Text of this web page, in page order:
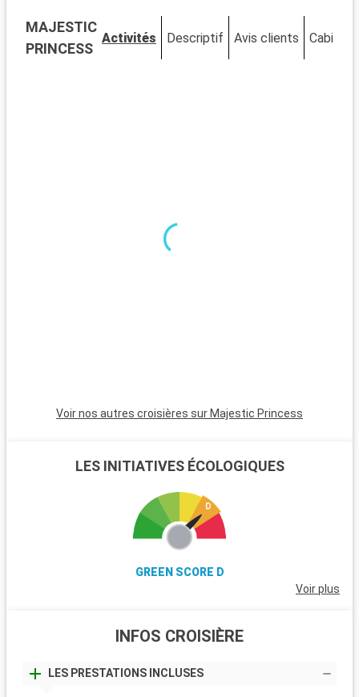
Southampton, ville portuaire chargée d'histoire, est riche en
sites d'intérêt. Le musée SeaCity narre l'histoire du Titanic,
étroitement liée à la ville. Les murs médiévaux et la Bargate,
excursions. Le parc national de New Forest, proche de la ville,
est un havre pour les randonneurs et les amoureux de la
MAJESTIC
PRINCESS
Activités Descriptif Avis clients Cabines
Voir nos autres croisières sur Majestic Princess
LES INITIATIVES ÉCOLOGIQUES
GREEN SCORE D
Voir plus
INFOS CROISIÈRE
LES PRESTATIONS INCLUSES